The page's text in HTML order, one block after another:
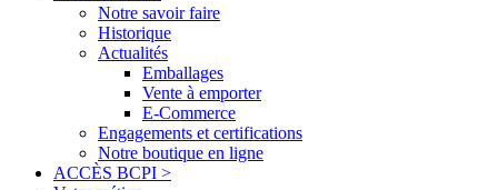
Notre savoir faire
Historique
Actualités
Emballages
Vente à emporter
E-Commerce
Engagements et certifications
Notre boutique en ligne
ACCÈS BCPI >